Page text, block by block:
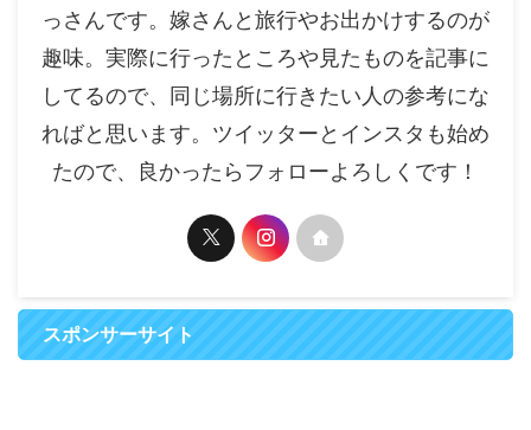
っさんです。嫁さんと旅行やお出かけするのが
趣味。実際に行ったところや見たものを記事に
してるので、同じ場所に行きたい人の参考にな
ればと思います。ツイッターとインスタも始め
たので、良かったらフォローよろしくです！
スポンサーサイト